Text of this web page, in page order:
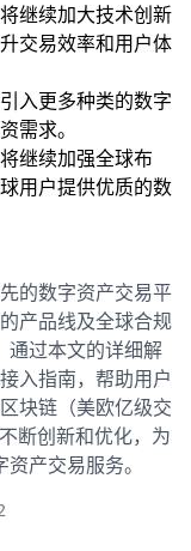
继续加大技术创新
交易效率和用户体
入更多种类的数字
需求。
继续加强全球布
用户提供优质的数
的数字资产交易平
产品线及全球合规
通过本文的详细解
入指南，帮助用户
块链（美欧亿级交
断创新和优化，为
产交易服务。